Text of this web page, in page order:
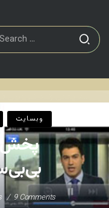
وبسایت
پخش
9 Comments